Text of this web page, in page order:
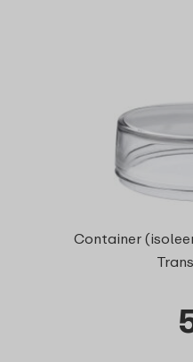
Container